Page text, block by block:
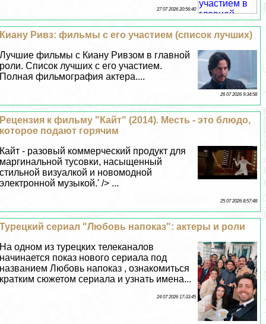
27 07 2026 20:56:40
Киану Ривз: фильмы с его участием (список лучших)
Лучшие фильмы с Киану Ривзом в главной
роли. Список лучших с его участием.
Полная фильмография актера....
26 07 2026 9:34:58
Рецензия к фильму "Кайт" (2014). Месть - это блюдо,
которое подают горячим
Кайт - разовый коммерческий продукт для
маргинальной тусовки, насыщенный
стильной визуалкой и новомодной
электронной музыкой.' /> ...
25 07 2026 8:57:48
Турецкий сериал "Любовь напоказ": актеры и роли
На одном из турецких телеканалов
начинается показ нового сериала под
названием Любовь напоказ , ознакомиться
кратким сюжетом сериала и узнать имена...
24 07 2026 17:33:45